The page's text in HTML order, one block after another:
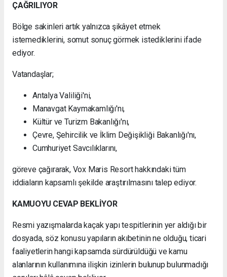
ÇAĞRILIYOR
Bölge sakinleri artık yalnızca şikâyet etmek
istemediklerini, somut sonuç görmek istediklerini ifade
ediyor.
Vatandaşlar;
Antalya Valiliği'ni,
Manavgat Kaymakamlığı'nı,
Kültür ve Turizm Bakanlığı'nı,
Çevre, Şehircilik ve İklim Değişikliği Bakanlığı'nı,
Cumhuriyet Savcılıklarını,
göreve çağırarak, Vox Maris Resort hakkındaki tüm
iddiaların kapsamlı şekilde araştırılmasını talep ediyor.
KAMUOYU CEVAP BEKLİYOR
Resmi yazışmalarda kaçak yapı tespitlerinin yer aldığı bir
dosyada, söz konusu yapıların akıbetinin ne olduğu, ticari
faaliyetlerin hangi kapsamda sürdürüldüğü ve kamu
alanlarının kullanımına ilişkin izinlerin bulunup bulunmadığı